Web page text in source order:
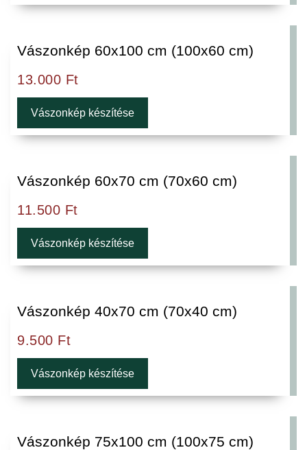
Vászonkép 60x100 cm (100x60 cm)
13.000 Ft
Vászonkép készítése
Vászonkép 60x70 cm (70x60 cm)
11.500 Ft
Vászonkép készítése
Vászonkép 40x70 cm (70x40 cm)
9.500 Ft
Vászonkép készítése
Vászonkép 75x100 cm (100x75 cm)